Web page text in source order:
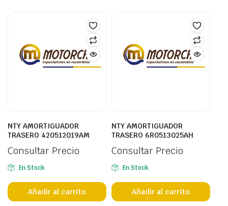
NTY AMORTIGUADOR
TRASERO 420512019AM
Consultar Precio
En Stock
Añadir al carrito
NTY AMORTIGUADOR
TRASERO 6R0513025AH
Consultar Precio
En Stock
Añadir al carrito